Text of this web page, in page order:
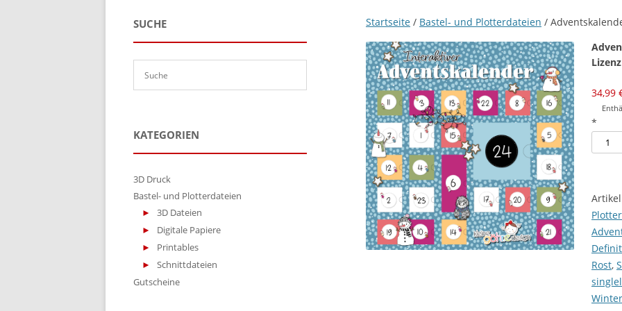
Startseite / Bastel- und Plotterdateien /
Lizenz
34,99
*
2025
Rost,
SUCHE
KATEGORIEN
3D Druck
Bastel- und Plotterdateien
3D Dateien
Digitale Papiere
Printables
Schnittdateien
Gutscheine